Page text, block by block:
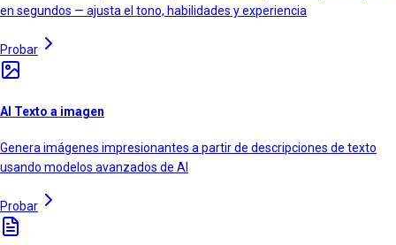
en segundos — ajusta el tono, habilidades y experiencia
Probar
AI Texto a imagen
Genera imágenes impresionantes a partir de descripciones de texto
usando modelos avanzados de AI
Probar